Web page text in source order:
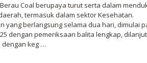
Coal berupaya turut serta dalam
termasuk dalam sektor Kesehatan.
yang berlangsung selama dua hari, dimulai
dengan pemeriksaan balita lengkap,
dengan keg …